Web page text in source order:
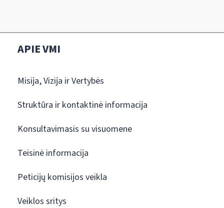
APIE VMI
Misija, Vizija ir Vertybės
Struktūra ir kontaktinė informacija
Konsultavimasis su visuomene
Teisinė informacija
Peticijų komisijos veikla
Veiklos sritys